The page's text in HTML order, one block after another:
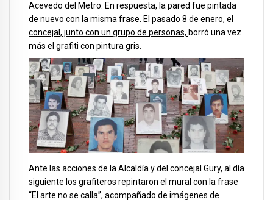
Acevedo del Metro. En respuesta, la pared fue pintada
de nuevo con la misma frase. El pasado 8 de enero, el
concejal, junto con un grupo de personas, borró una vez
más el grafiti con pintura gris.
Ante las acciones de la Alcaldía y del concejal Gury, al día
siguiente los grafiteros repintaron el mural con la frase
“El arte no se calla”, acompañado de imágenes de